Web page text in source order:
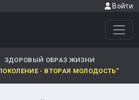
Войти
ЗДОРОВЫЙ ОБРАЗ ЖИЗНИ
- ВТОРАЯ МОЛОДОСТЬ"